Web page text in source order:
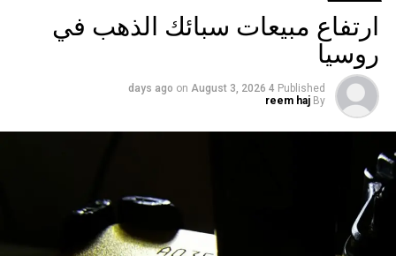
ارتفاع مبيعات سبائك الذهب في
روسيا
Published
4 days ago
on August 3, 2026
By
reem haj